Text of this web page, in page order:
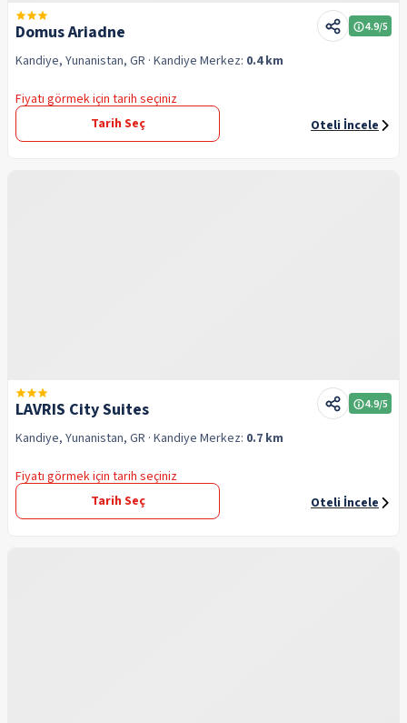
Domus Ariadne 4.9/5
Kandiye, Yunanistan, GR · Kandiye Merkez: 0.4 km
Fiyatı görmek için tarih seçiniz
Tarih Seç
Oteli İncele
LAVRIS City Suites 4.9/5
Kandiye, Yunanistan, GR · Kandiye Merkez: 0.7 km
Fiyatı görmek için tarih seçiniz
Tarih Seç
Oteli İncele